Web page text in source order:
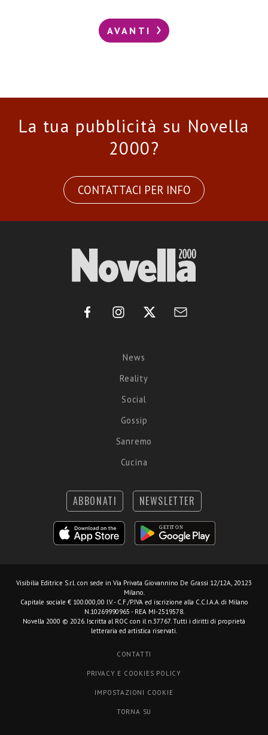
AVANTI
La tua pubblicità su Novella
2000?
CONTATTACI PER INFO
News
Reality
Social
Gossip
Sanremo
Cucina
ABBONATI NEWSLETTER
Visibilia Editrice S.r.l. con sede in Via Privata Giovannino De Grassi 12/12A, 20123
Milano.
Capitale sociale € 100.000,00 I.V. - C.F./P.IVA ed iscrizione alla C.C.I.A.A. di Milano
N.10269990965 - REA MI-2519578.
Novella 2000 © 2026. Iscritta al ROC con il n.37767. Tutti i diritti di proprietà
letteraria ed artistica riservati.
CONTATTI
PRIVACY E COOKIES POLICY
IMPOSTAZIONI COOKIE
TORNA SU